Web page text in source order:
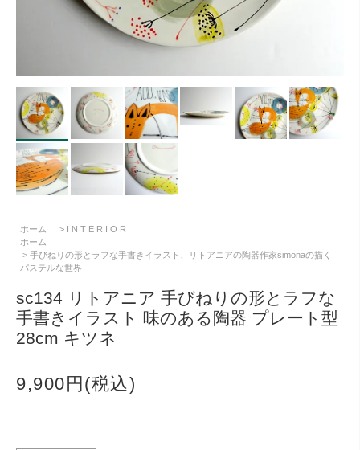
ホーム > I N T E R I O R
ホーム
> 手びねりの形とラフな手書きイラスト、リトアニアの陶器作家simonaの描く
パステルな世界
sc134 リトアニア 手びねりの形とラフな
手書きイラスト 味のある陶器 プレート型
28cm キツネ
9,900円(税込)